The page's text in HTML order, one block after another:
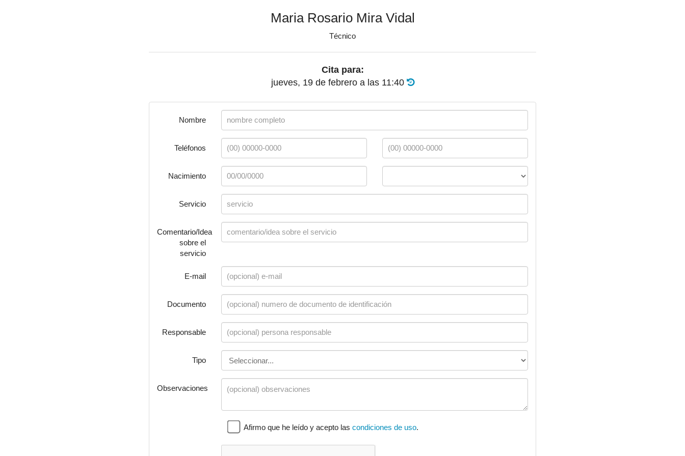
Maria Rosario Mira Vidal
Técnico
Cita para:
jueves, 19 de febrero a las 11:40
Nombre
Teléfonos
Nacimiento
Servicio
Comentario/Idea
sobre el
servicio
E-mail
Documento
Responsable
Tipo
Observaciones
Afirmo que he leído y acepto lascondiciones de uso.